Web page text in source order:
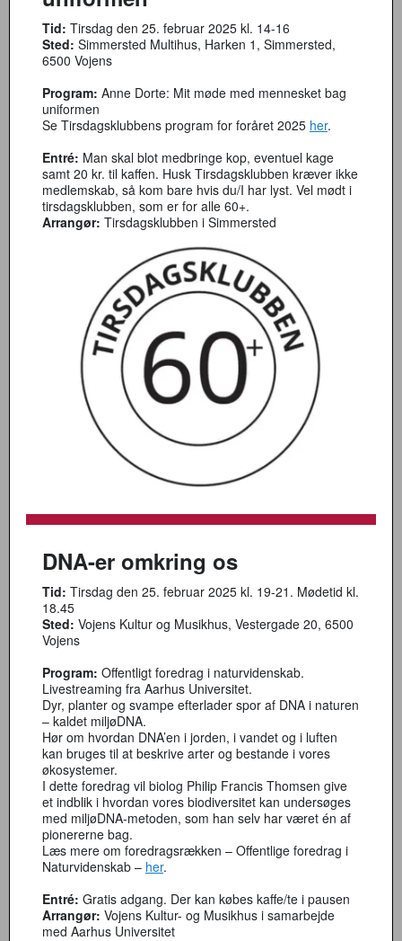
Tid: Tirsdag den 25. februar 2025 kl. 14-16
Sted: Simmersted Multihus, Harken 1, Simmersted,
6500 Vojens
Program: Anne Dorte: Mit møde med mennesket bag
uniformen
Se Tirsdagsklubbens program for foråret 2025 her.
Entré: Man skal blot medbringe kop, eventuel kage
samt 20 kr. til kaffen. Husk Tirsdagsklubben kræver ikke
medlemskab, så kom bare hvis du/I har lyst. Vel mødt i
tirsdagsklubben, som er for alle 60+.
Arrangør: Tirsdagsklubben i Simmersted
DNA-er omkring os
Tid: Tirsdag den 25. februar 2025 kl. 19-21. Mødetid kl.
18.45
Sted: Vojens Kultur og Musikhus, Vestergade 20, 6500
Vojens
Program: Offentligt foredrag i naturvidenskab.
Livestreaming fra Aarhus Universitet.
Dyr, planter og svampe efterlader spor af DNA i naturen
– kaldet miljøDNA.
Hør om hvordan DNA’en i jorden, i vandet og i luften
kan bruges til at beskrive arter og bestande i vores
økosystemer.
I dette foredrag vil biolog Philip Francis Thomsen give
et indblik i hvordan vores biodiversitet kan undersøges
med miljøDNA-metoden, som han selv har været én af
pionererne bag.
Læs mere om foredragsrækken – Offentlige foredrag i
Naturvidenskab – her.
Entré: Gratis adgang. Der kan købes kaffe/te i pausen
Arrangør: Vojens Kultur- og Musikhus i samarbejde
med Aarhus Universitet